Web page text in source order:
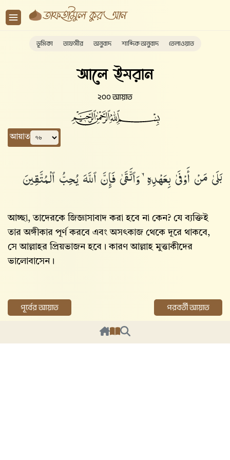
ভূমিকা তাফসীর অনুবাদ শাব্দিক অনুবাদ তেলাওয়াত
আলে ইমরান
২০০ আয়াত
আয়াত
بَلَىٰ مَنْ أَوْفَىٰ بِعَهْدِهِۦ وَٱتَّقَىٰ فَإِنَّ ٱللَّهَ يُحِبُّ ٱلْمُتَّقِينَ
আচ্ছা, তাদেরকে জিজ্ঞাসাবাদ করা হবে না কেন? যে ব্যক্তিই
তার অঙ্গীকার পূর্ণ করবে এবং অসৎকাজ থেকে দূরে থাকবে,
সে আল্লাহ‌র প্রিয়ভাজন হবে। কারণ আল্লাহ‌ মুত্তাকীদের
ভালোবাসেন।
পূর্বের আয়াত পরবর্তী আয়াত